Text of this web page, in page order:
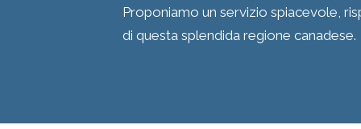
Proponiamo un servizio spiacevole,
di questa splendida regione canadese.